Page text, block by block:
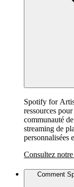
Spotify for
ressources
communauté
streaming de
personnalisées
Consultez
Comment